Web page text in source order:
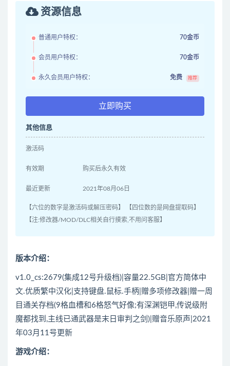
资源信息
普通用户特权： 70金币
会员用户特权： 70金币
永久会员用户特权： 免费 推荐
立即购买
其他信息
激活码
有效期 购买后永久有效
最近更新 2021年08月06日
【六位的数字是激活码或解压密码】 【四位数的是网盘提取码】
【注:修改器/MOD/DLC相关自行摸索,不用问客服】
版本介绍：
v1.0_cs:2679(集成12号升级档)|容量22.5GB|官方简体中
文.优质繁中汉化|支持键盘.鼠标.手柄|赠多项修改器|赠一周
目通关存档(9格血槽和6格怒气好像;有深渊铠甲,传说级附
魔都找到,主线已通武器是末日审判之剑)|赠音乐原声|2021
年03月11号更新
游戏介绍：